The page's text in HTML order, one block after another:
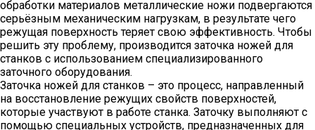
обработки материалов металлические ножи подвергаются
серьёзным механическим нагрузкам, в результате чего
режущая поверхность теряет свою эффективность. Чтобы
решить эту проблему, производится заточка ножей для
станков с использованием специализированного
заточного оборудования.
Заточка ножей для станков – это процесс, направленный
на восстановление режущих свойств поверхностей,
которые участвуют в работе станка. Заточку выполняют с
помощью специальных устройств, предназначенных для